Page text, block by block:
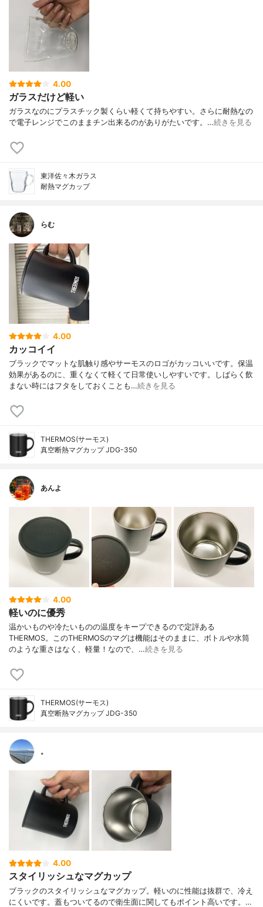
4.00
ガラスだけど軽い
ガラスなのにプラスチック製くらい軽くて持ちやすい。さらに耐熱なの
で電子レンジでこのままチン出来るのがありがたいです。…続きを見る
東洋佐々木ガラス
耐熱マグカップ
らむ
4.00
カッコイイ
ブラックでマットな肌触り感やサーモスのロゴがカッコいいです。保温
効果があるのに、重くなくて軽くて日常使いしやすいです。しばらく飲
まない時にはフタをしておくことも…続きを見る
THERMOS(サーモス)
真空断熱マグカップ JDG-350
あんよ
4.00
軽いのに優秀
温かいものや冷たいものの温度をキープできるので定評ある
THERMOS。このTHERMOSのマグは機能はそのままに、ボトルや水筒
のような重さはなく、軽量！なので、…続きを見る
THERMOS(サーモス)
真空断熱マグカップ JDG-350
。
4.00
スタイリッシュなマグカップ
ブラックのスタイリッシュなマグカップ。軽いのに性能は抜群で、冷え
にくいです。蓋もついてるので衛生面に関してもポイント高いです。…